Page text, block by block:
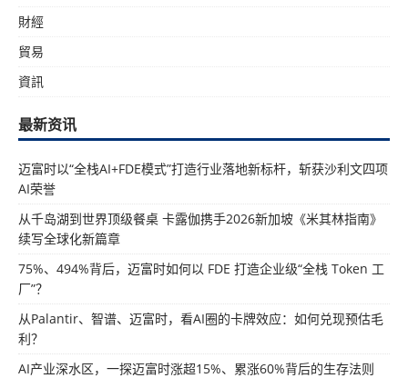
財經
貿易
資訊
最新资讯
迈富时以“全栈AI+FDE模式”打造行业落地新标杆，斩获沙利文四项
AI荣誉
从千岛湖到世界顶级餐桌 卡露伽携手2026新加坡《米其林指南》
续写全球化新篇章
75%、494%背后，迈富时如何以 FDE 打造企业级“全栈 Token 工
厂”？
从Palantir、智谱、迈富时，看AI圈的卡牌效应：如何兑现预估毛
利？
AI产业深水区，一探迈富时涨超15%、累涨60%背后的生存法则